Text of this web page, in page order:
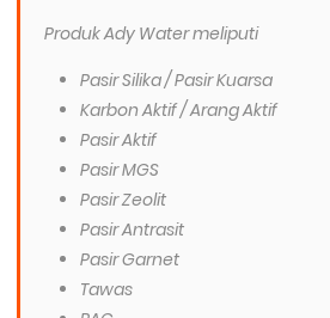
Produk Ady Water meliputi
Pasir Silika / Pasir Kuarsa
Karbon Aktif / Arang Aktif
Pasir Aktif
Pasir MGS
Pasir Zeolit
Pasir Antrasit
Pasir Garnet
Tawas